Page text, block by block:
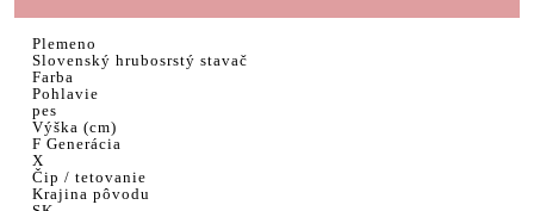
Plemeno
Slovenský hrubosrstý stavač
Farba
Pohlavie
pes
Výška (cm)
F Generácia
X
Čip / tetovanie
Krajina pôvodu